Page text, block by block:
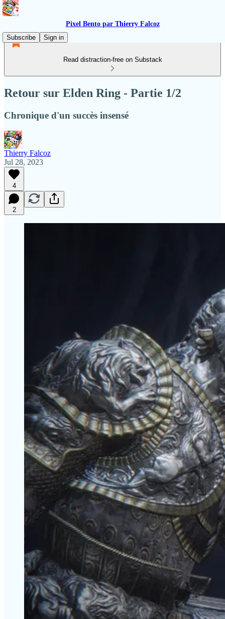
Pixel Bento par Thierry Falcoz
Subscribe
Sign in
Read distraction-free on Substack
Retour sur Elden Ring - Partie 1/2
Chronique d'un succès insensé
Thierry Falcoz
Jul 28, 2023
4
2